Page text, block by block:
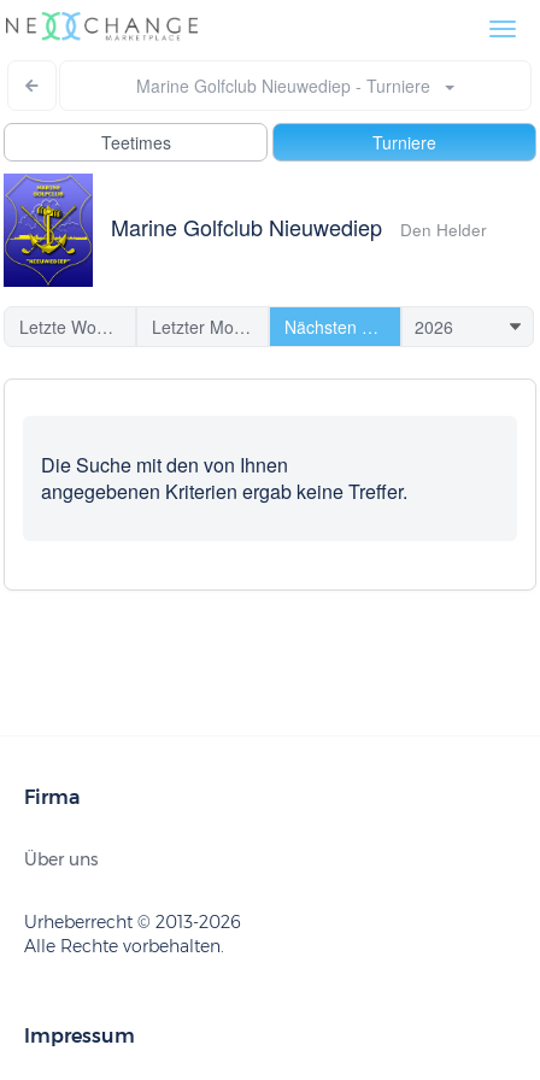
Marine Golfclub Nieuwediep - Turniere
Teetimes Turniere
Marine Golfclub Nieuwediep Den Helder
Letzte Woche Letzter Monat Nächsten Turniere
Die Suche mit den von Ihnen
angegebenen Kriterien ergab keine Treffer.
Firma
Über uns
Urheberrecht © 2013-2026
Alle Rechte vorbehalten.
Impressum